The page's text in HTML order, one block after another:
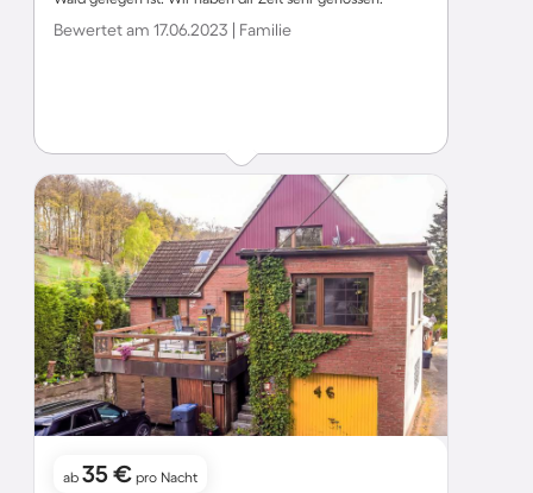
Bewertet am 17.06.2023 | Familie
ab 35 € pro Nacht